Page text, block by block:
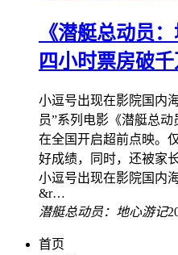
《潜艇总动员
四小时票房破
小逗号出现在影院国内
员”系列电影《潜艇总
在全国开启超前点映。
好成绩，同时，还被家
小逗号出现在影院国内
&r…
潜艇总动员：地心游记
首页